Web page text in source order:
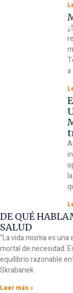
a
DE QUÉ
SALUD
“La vida misma es
mortal de necesidad.
equilibrio razonable
Skrabanek
Leer más »